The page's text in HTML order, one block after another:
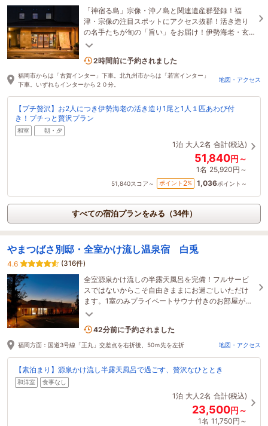
「神宿る島」宗像・沖ノ島と関連遺産群登録！福
津・宗像の注目スポットにアクセス抜群！活き造り
の名手たちが旬の「旨い」をお届け！伊勢海老・玄
海イカ・真鯛など、海の恵みを「個室」でゆっくり
2時間前に予約されました
福岡市からは「古賀インター」下車。北九州市からは「若宮インター」
下車。いずれもインターから２０分。
地図・アクセス
【プチ贅沢】お2人につき伊勢海老の活き造り1尾と1人１匹あわび付
き！プチっと贅沢プラン
和室 朝・夕
1泊 大人2名 合計(税込)
51,840円～
1名 25,920円～
51,840スコア～ ポイント 2% 1,036ポイント～
すべての宿泊プランをみる（34件）
やまつばさ別邸・全室かけ流し温泉宿 白兎
4.6
(316件)
全室源泉かけ流しの半露天風呂を完備！フルサービ
スではないからこそ自由きままにお過ごしいただけ
ます。1室のみプライベートサウナ付きのお部屋があ
ります。（別途料金かかります。）
42分前に予約されました
福岡方面：国道3号線「王丸」交差点を右折後、50ｍ先を左折 地図・アクセス
【素泊まり】源泉かけ流し半露天風呂で過ごす、贅沢なひととき
和洋室 食事なし
1泊 大人2名 合計(税込)
23,500円～
1名 11,750円～